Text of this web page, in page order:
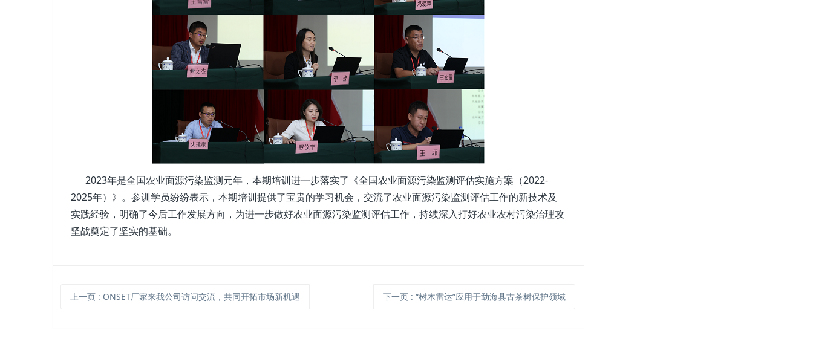
2023年是全国农业面源污染监测元年，本期培训进一步落实了《全国农业面源污染监测评估实施方案（2022-
2025年）》。参训学员纷纷表示，本期培训提供了宝贵的学习机会，交流了农业面源污染监测评估工作的新技术及
实践经验，明确了今后工作发展方向，为进一步做好农业面源污染监测评估工作，持续深入打好农业农村污染治理攻
坚战奠定了坚实的基础。
上一页 : ONSET厂家来我公司访问交流，共同开拓市场新机遇 下一页 : “树木雷达”应用于勐海县古茶树保护领域